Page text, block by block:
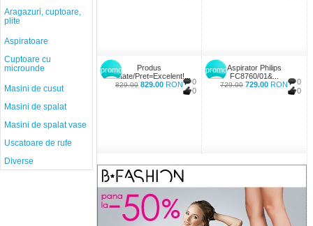
promo
0
0
Produs
Calitate/Pret=Excelent!...
829.00 829.00 RON
promo
0
0
Aspirator Philips
FC8760/01&...
729.00 729.00 RON
Aragazuri, cuptoare,
plite
Aspiratoare
Cuptoare cu
microunde
Masini de cusut
Masini de spalat
Masini de spalat vase
Uscatoare de rufe
Diverse